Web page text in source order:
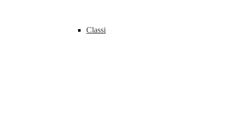
Classi